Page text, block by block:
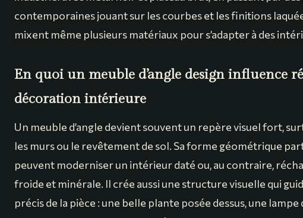
contemporaines jouant sur les courbes et les finitions
mixent même plusieurs matériaux pour s’adapter à des
En quoi un meuble d’angle design influence
décoration intérieure
Un meuble d’angle devient souvent un repère visuel fort,
les murs ou le revêtement de sol. Sa forme géométrique
peuvent moderniser un intérieur daté ou, au contraire,
froide et minérale. Il crée aussi une structure visuelle qui
précis de la pièce : une belle plante posée dessus, une